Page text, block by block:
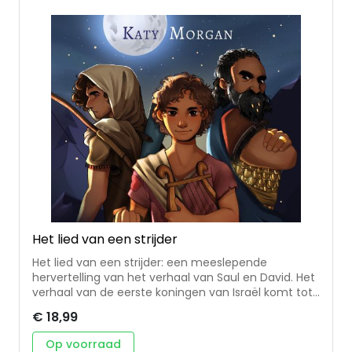
uitgeverij) en werkte ze als Adviseur Biodiversiteit
voor Stichting Steenbreek.
Het lied van een strijder
Het lied van een strijder: een meeslepende
hervertelling van het verhaal van Saul en David. Het
verhaal van de eerste koningen van Israël komt tot
vriendschap en geloof. • krachtige hervertelling van
het bijbelse verhaal van Saul en David • met
€ 18,99
Op voorraad